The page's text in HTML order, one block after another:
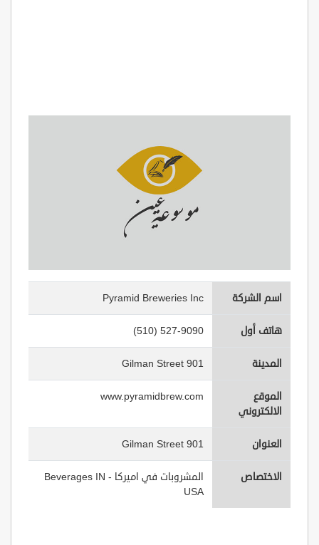
اسم الشركة Pyramid Breweries Inc
هاتف أول (510) 527-9090
المدينة 901 Gilman Street
الموقع
الالكتروني
www.pyramidbrew.com
العنوان 901 Gilman Street
الاختصاص
المشروبات في اميركا - Beverages IN
USA